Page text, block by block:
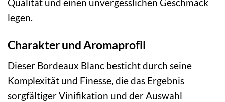
legen.
Charakter und Aromaprofil
Dieser Bordeaux Blanc besticht durch seine
Komplexität und Finesse, die das Ergebnis
sorgfältiger Vinifikation und der Auswahl